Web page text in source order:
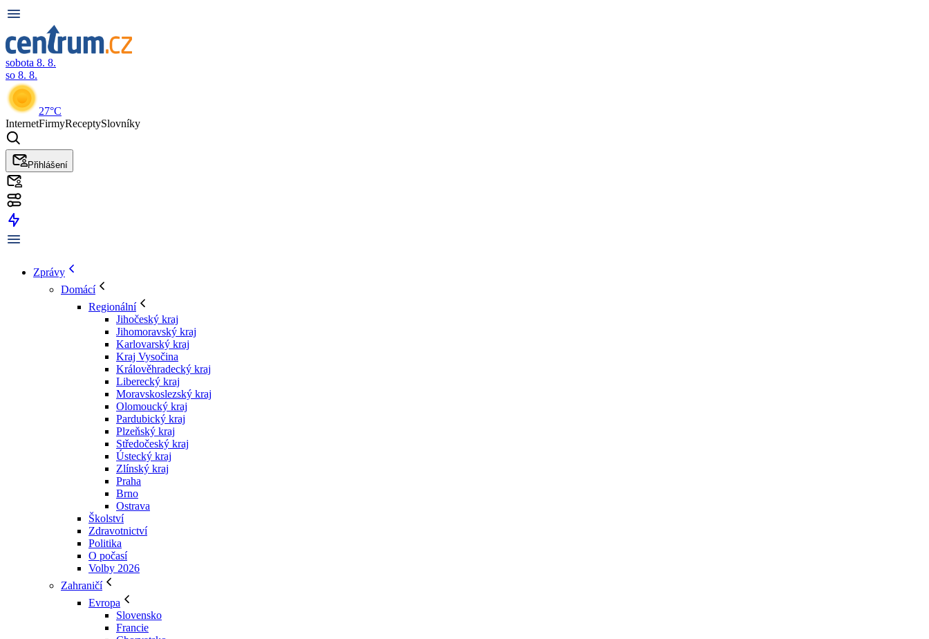
sobota 8. 8.
so 8. 8.
27°C
InternetFirmyReceptySlovníky
Přihlášení
Zprávy
Domácí
Regionální
Jihočeský kraj
Jihomoravský kraj
Karlovarský kraj
Kraj Vysočina
Králověhradecký kraj
Liberecký kraj
Moravskoslezský kraj
Olomoucký kraj
Pardubický kraj
Plzeňský kraj
Středočeský kraj
Ústecký kraj
Zlínský kraj
Praha
Brno
Ostrava
Školství
Zdravotnictví
Politika
O počasí
Volby 2026
Zahraničí
Evropa
Slovensko
Francie